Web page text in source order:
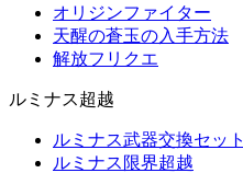
オリジンファイター
天醒の蒼玉の入手方法
解放フリクエ
ルミナス超越
ルミナス武器交換セット
ルミナス限界超越